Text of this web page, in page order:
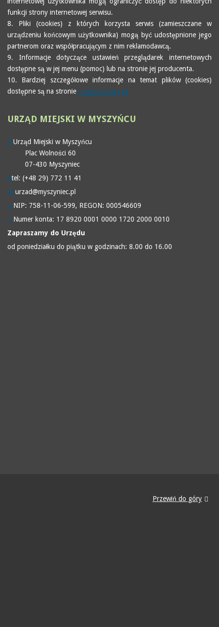
funkcji strony internetowej serwisu.
8. Pliki (cookies) z których korzysta serwis (zamieszczane w
urządzeniu końcowym użytkownika) mogą być udostępnione jego
partnerom oraz współpracującym z nim reklamodawcą.
9. Informacje dotyczące ustawień przeglądarek internetowych
dostępne są w jej menu (pomoc) lub na stronie jej producenta.
10. Bardziej szczegółowe informacje na temat plików (cookies)
dostępne są na stronie ciasteczka.org.pl
URZĄD MIEJSKI W MYSZYŃCU
Urząd Miejski w Myszyńcu
Plac Wolności 60
07-430 Myszyniec
tel: (+48 29) 772 11 41
urzad@myszyniec.pl
NIP: 758-11-06-599, REGON: 000546609
Numer konta: 17 8920 0001 0000 1720 2000 0010
Zapraszamy do Urzędu
od poniedziałku do piątku w godzinach: 8.00 do 16.00
Przewiń do góry